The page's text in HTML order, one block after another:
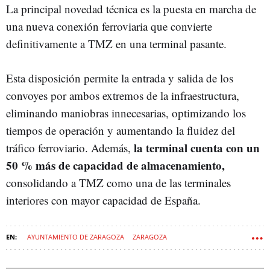
La principal novedad técnica es la puesta en marcha de
una nueva conexión ferroviaria que convierte
definitivamente a TMZ en una terminal pasante.
Esta disposición permite la entrada y salida de los
convoyes por ambos extremos de la infraestructura,
eliminando maniobras innecesarias, optimizando los
tiempos de operación y aumentando la fluidez del
tráfico ferroviario. Además, la terminal cuenta con un
50 % más de capacidad de almacenamiento,
consolidando a TMZ como una de las terminales
interiores con mayor capacidad de España.
AYUNTAMIENTO DE ZARAGOZA ZARAGOZA